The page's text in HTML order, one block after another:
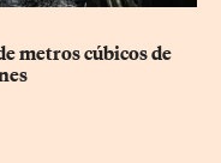
metros cúbicos de